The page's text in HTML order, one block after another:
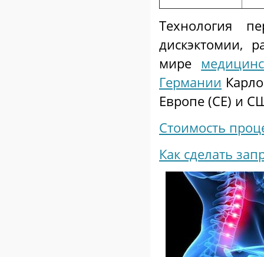
Технология
дискэктомии,
мире
Германии
Европе (CE) и
Стоимость
Как сделать